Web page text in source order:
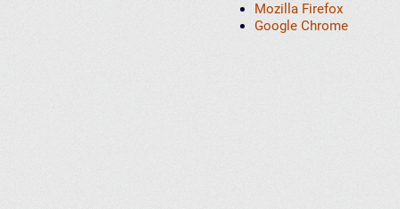
Mozilla Firefox
Google Chrome